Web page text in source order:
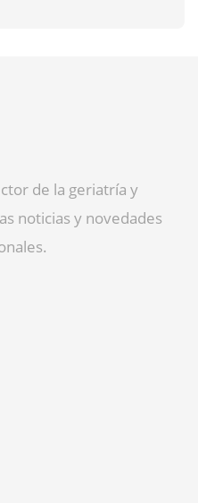
de la geriatría y
noticias y novedades